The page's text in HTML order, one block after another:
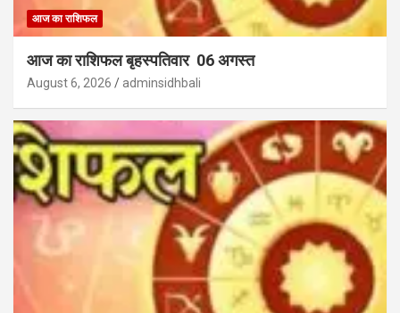
आज का राशिफल
आज का राशिफल बृहस्पतिवार 06 अगस्त
August 6, 2026 adminsidhbali